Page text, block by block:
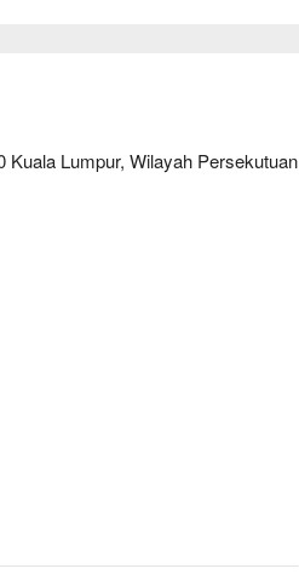
Kuala Lumpur, Wilayah Persekutuan